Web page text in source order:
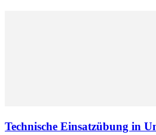
Technische Einsatzübung in